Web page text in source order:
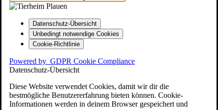
Datenschutz-Übersicht
Unbedingt notwendige Cookies
Cookie-Richtlinie
Powered by GDPR Cookie Compliance
Datenschutz-Übersicht
Diese Website verwendet Cookies, damit wir dir die
bestmögliche Benutzererfahrung bieten können. Cookie-
Informationen werden in deinem Browser gespeichert und